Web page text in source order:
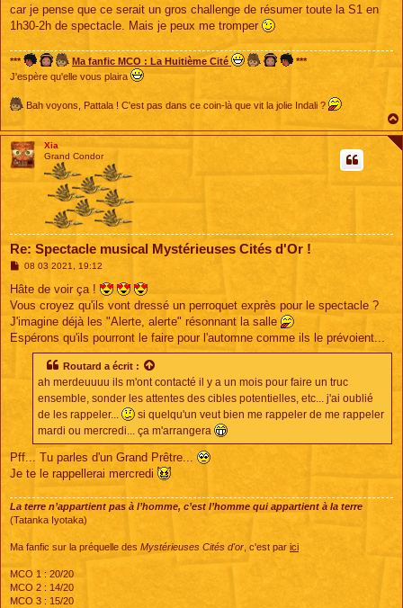
car je pense que ce serait un gros challenge de résumer toute la S1 en
1h30-2h de spectacle. Mais je peux me tromper
*** Ma fanfic MCO : La Huitième Cité
***
J'espère qu'elle vous plaira
Bah voyons, Pattala ! C'est pas dans ce coin-là que vit la jolie Indali ?
Xia
Grand Condor
Re: Spectacle musical Mystérieuses Cités d'Or !
M
s
a
g
08 03 2021, 19:12
Hâte de voir ça !
Vous croyez qu'ils vont dressé un perroquet exprès pour le spectacle ?
J'imagine déjà les "Alerte, alerte" résonnant la salle
Espérons qu'ils pourront le faire pour l'automne comme ils le prévoient...
Routard a écrit :
ah merdeuuuu ils m'ont contacté il y a un mois pour faire un truc
ensemble, sonder les attentes des cibles potentielles, etc... j'ai oublié
de les rappeler...
si quelqu'un veut bien me rappeler de me rappeler
mardi ou mercredi... ça m'arrangera
Pff... Tu parles d'un Grand Prêtre...
Je te le rappellerai mercredi
La terre n’appartient pas à l’homme, c’est l’homme qui appartient à la terre
(Tatanka Iyotaka)
Ma fanfic sur la préquelle des Mystérieuses Cités d'or, c'est par ici
MCO 1 : 20/20
MCO 2 : 14/20
MCO 3 : 15/20